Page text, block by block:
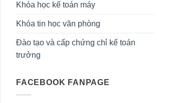
Khóa học kế toán máy
Khóa tin học văn phòng
Đào tạo và cấp chứng chỉ kế toán
trưởng
FACEBOOK FANPAGE